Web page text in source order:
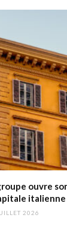
ouvre
italienne
2026